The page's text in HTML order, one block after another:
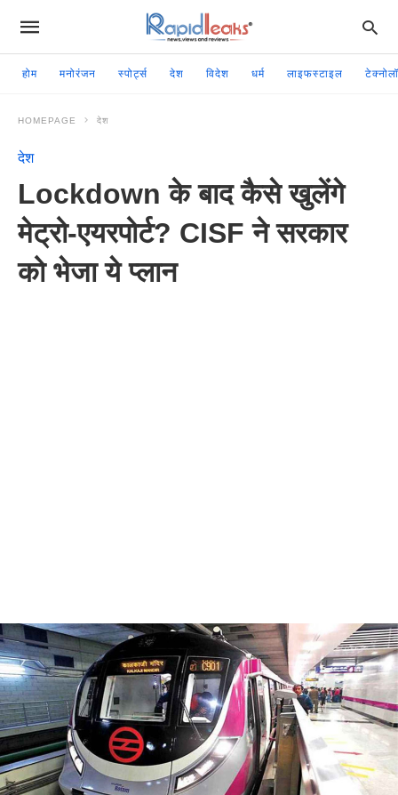
होम मनोरंजन स्पोर्ट्स देश विदेश धर्म लाइफस्टाइल
HOMEPAGE देश
देश
Lockdown के बाद कैसे खुलेंगे
मेट्रो-एयरपोर्ट? CISF ने सरकार
को भेजा ये प्लान